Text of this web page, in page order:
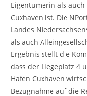
Eigentümerin als
Cuxhaven ist. Die
Landes
als auch
Ergebnis stellt die
dass der Liegeplatz 4
Hafen Cuxhaven
Bezugnahme auf die